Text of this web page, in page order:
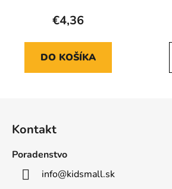
€4,36
DO KOŠÍKA
Kontakt
Poradenstvo
info@kidsmall.sk